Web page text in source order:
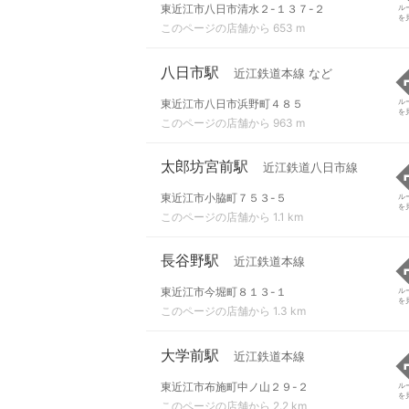
東近江市八日市清水２-１３７-２
このページの店舗から 653 m
ル
を
八日市駅 近江鉄道本線 など
東近江市八日市浜野町４８５
このページの店舗から 963 m
ル
を
太郎坊宮前駅 近江鉄道八日市線
東近江市小脇町７５３-５
このページの店舗から 1.1 km
ル
を
長谷野駅 近江鉄道本線
東近江市今堀町８１３-１
このページの店舗から 1.3 km
ル
を
大学前駅 近江鉄道本線
東近江市布施町中ノ山２９-２
このページの店舗から 2.2 km
ル
を